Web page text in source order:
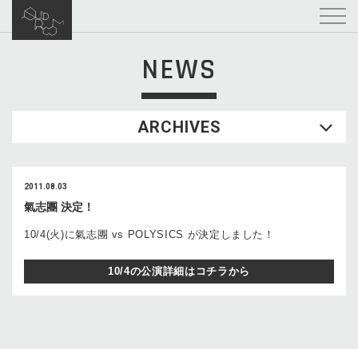
NEWS
ARCHIVES
2011.08.03
氣志團 決定！
10/4(火)に氣志團 vs POLYSICS が決定しました！
10/4の公演詳細はコチラから